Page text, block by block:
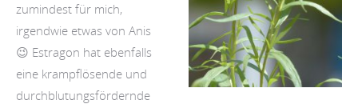
zumindest für mich,
irgendwie etwas von Anis
😉 Estragon hat ebenfalls
eine krampflösende und
durchblutungsfördernde